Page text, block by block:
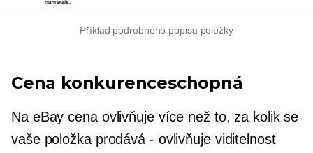
Příklad podrobného popisu položky
Cena konkurenceschopná
Na eBay cena ovlivňuje více než to, za kolik se
vaše položka prodává - ovlivňuje viditelnost